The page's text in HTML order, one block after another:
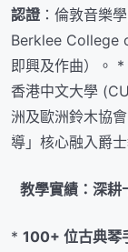
認證 ：倫敦音樂
Berklee College
即興及作曲）。 *
香港中文大學
洲及歐洲鈴木協
導」核心融入爵
教學實績：深耕
* 100+ 位古典琴